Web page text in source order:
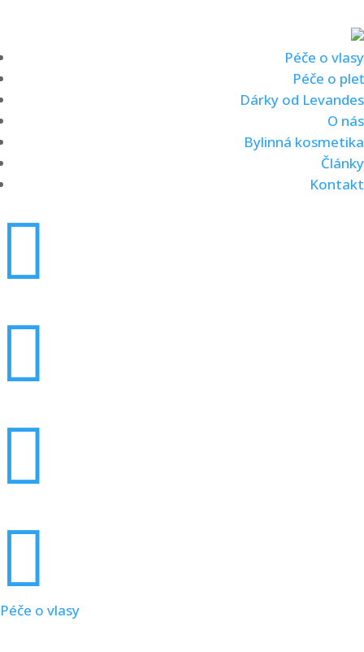
Péče o vlasy
Péče o pleť
Dárky od Levandes
O nás
Bylinná kosmetika
Články
Kontakt




Péče o vlasy